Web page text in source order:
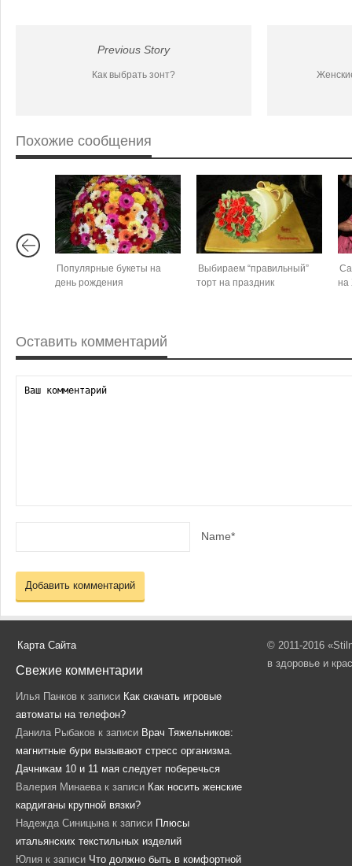
Previous Story
Как выбрать зонт?
Похожие сообщения
Популярные букеты на
день рождения
Выбираем “правильный”
торт на праздник
на
Оставить комментарий
Name*
Карта Сайта
Свежие комментарии
Илья Панков к записи Как скачать игровые
автоматы на телефон?
Данила Рыбаков к записи Врач Тяжельников:
магнитные бури вызывают стресс организма.
Дачникам 10 и 11 мая следует поберечься
Валерия Минаева к записи Как носить женские
кардиганы крупной вязки?
Надежда Синицына к записи Плюсы
итальянских текстильных изделий
Юлия к записи Что должно быть в комфортной
© 2011-2016
в здоровье и